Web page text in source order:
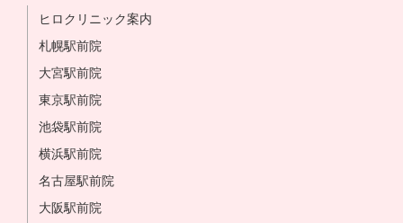
ヒロクリニック案内
札幌駅前院
大宮駅前院
東京駅前院
池袋駅前院
横浜駅前院
名古屋駅前院
大阪駅前院